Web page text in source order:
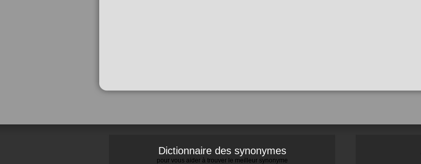
Dictionnaire des synonymes
pour vous aider à trouver le meilleur synonyme